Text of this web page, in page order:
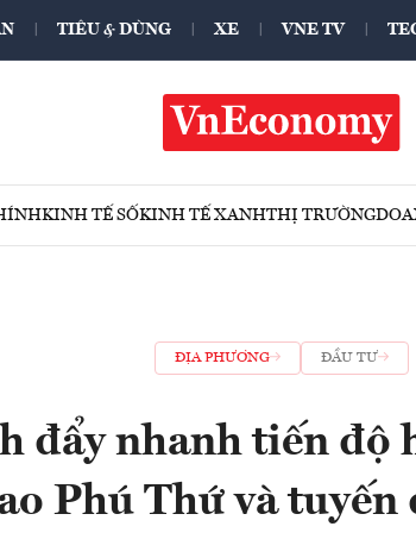
TIÊU & DÙNG XE VNE TV
KINH TẾ SỐKINH TẾ XANHTHỊ TRƯỜNG
ĐỊA PHƯƠNG ĐẦU TƯ
đẩy nhanh tiến độ
Phú Thứ và tuyến